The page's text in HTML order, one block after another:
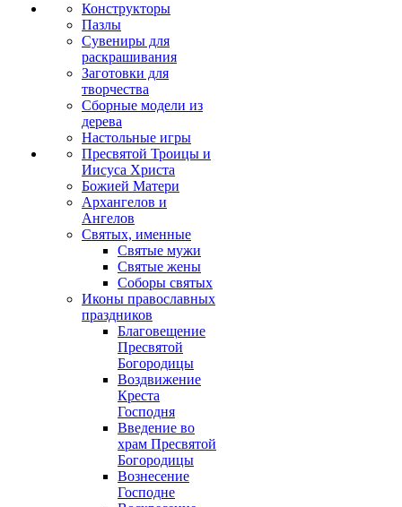
Конструкторы
Пазлы
Сувениры для
раскрашивания
Заготовки для
творчества
Сборные модели из
дерева
Настольные игры
Пресвятой Троицы и
Иисуса Христа
Божией Матери
Архангелов и
Ангелов
Святых, именные
Святые мужи
Святые жены
Соборы святых
Иконы православных
праздников
Благовещение
Пресвятой
Богородицы
Воздвижение
Креста
Господня
Введение во
храм Пресвятой
Богородицы
Вознесение
Господне